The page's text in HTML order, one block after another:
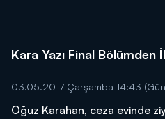
Kara Yazı Final Bölümden
03.05.2017 Çarşamba 14:43
Oğuz Karahan, ceza evinde